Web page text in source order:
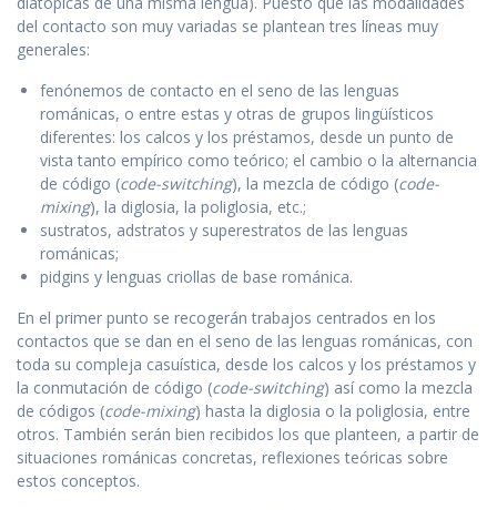
del contacto son muy variadas se plantean tres líneas muy
generales:
fenónemos de contacto en el seno de las lenguas
románicas, o entre estas y otras de grupos lingüísticos
diferentes: los calcos y los préstamos, desde un punto de
vista tanto empírico como teórico; el cambio o la alternancia
de código (code-switching), la mezcla de código (code-
mixing), la diglosia, la poliglosia, etc.;
sustratos, adstratos y superestratos de las lenguas
románicas;
pidgins y lenguas criollas de base románica.
En el primer punto se recogerán trabajos centrados en los
contactos que se dan en el seno de las lenguas románicas, con
toda su compleja casuística, desde los calcos y los préstamos y
la conmutación de código (code-switching) así como la mezcla
de códigos (code-mixing) hasta la diglosia o la poliglosia, entre
otros. También serán bien recibidos los que planteen, a partir de
situaciones románicas concretas, reflexiones teóricas sobre
estos conceptos.